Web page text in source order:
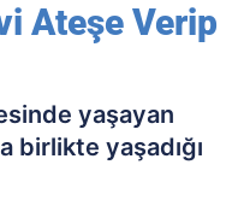
Ateşe Verip
yaşayan
birlikte yaşadığı